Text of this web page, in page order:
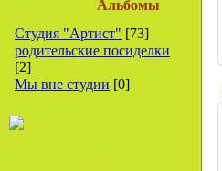
Альбомы
Студия "Артист" [73]
родительские посиделки
[2]
Мы вне студии [0]